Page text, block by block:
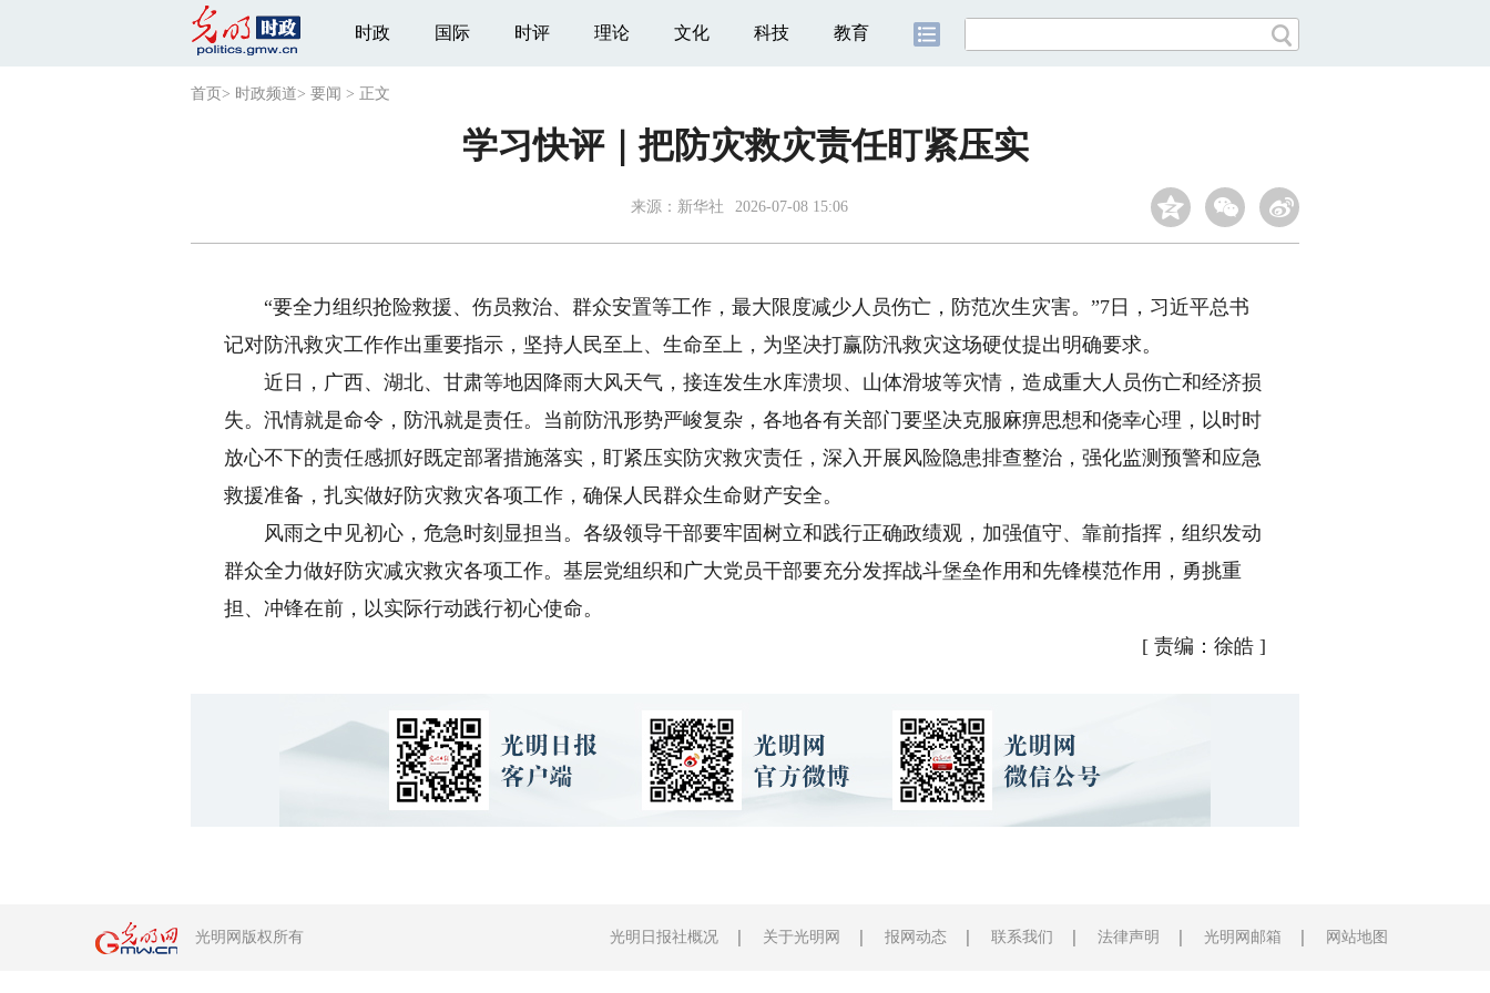
时政 国际 时评 理论 文化 科技 教育
首页 > 时政频道> 要闻 > 正文
学习快评｜把防灾救灾责任盯紧压实
来源： 新华社 2026-07-08 15:06
“要全力组织抢险救援、伤员救治、群众安置等工作，最大限度减少人员伤亡，防范次生灾害。”7日，习近平总书
记对防汛救灾工作作出重要指示，坚持人民至上、生命至上，为坚决打赢防汛救灾这场硬仗提出明确要求。
近日，广西、湖北、甘肃等地因降雨大风天气，接连发生水库溃坝、山体滑坡等灾情，造成重大人员伤亡和经济损
失。汛情就是命令，防汛就是责任。当前防汛形势严峻复杂，各地各有关部门要坚决克服麻痹思想和侥幸心理，以时时
放心不下的责任感抓好既定部署措施落实，盯紧压实防灾救灾责任，深入开展风险隐患排查整治，强化监测预警和应急
救援准备，扎实做好防灾救灾各项工作，确保人民群众生命财产安全。
风雨之中见初心，危急时刻显担当。各级领导干部要牢固树立和践行正确政绩观，加强值守、靠前指挥，组织发动
群众全力做好防灾减灾救灾各项工作。基层党组织和广大党员干部要充分发挥战斗堡垒作用和先锋模范作用，勇挑重
担、冲锋在前，以实际行动践行初心使命。
[ 责编：徐皓 ]
光明网版权所有 光明日报社概况 关于光明网 报网动态 联系我们 法律声明 光明网邮箱 网站地图